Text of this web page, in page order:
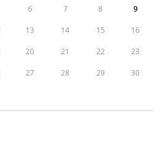
6 7 8 9
13 14 15 16
20 21 22 23
27 28 29 30